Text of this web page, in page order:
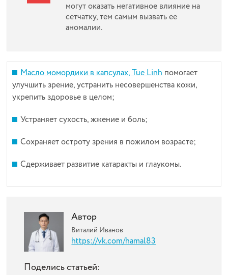
могут оказать негативное влияние на
сетчатку, тем самым вызвать ее
аномалии.
Масло момордики в капсулах, Tue Linhпомогает
улучшить зрение, устранить несовершенства кожи,
укрепить здоровье в целом;
Устраняет сухость, жжение и боль;
Сохраняет остроту зрения в пожилом возрасте;
Сдерживает развитие катаракты и глаукомы.
Автор
Виталий Иванов
https://vk.com/hamal83
Поделись статьей: